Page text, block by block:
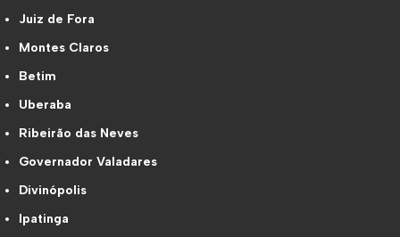
Juiz de Fora
Montes Claros
Betim
Uberaba
Ribeirão das Neves
Governador Valadares
Divinópolis
Ipatinga